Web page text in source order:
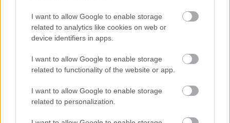
I want to allow Google to enable storage
related to analytics like cookies on web or
device identifiers in apps.
I want to allow Google to enable storage
related to functionality of the website or app.
I want to allow Google to enable storage
related to personalization.
Ganadores valor mercado (1-7 enero): efecto Ferran
2022 arranca con una tendencia
estable en los valores de mercado.
Estos fueron los cinco jugadores
que más subieron su precio en los
últimos 7 días, con Ferran Torres
como gran protagonista.